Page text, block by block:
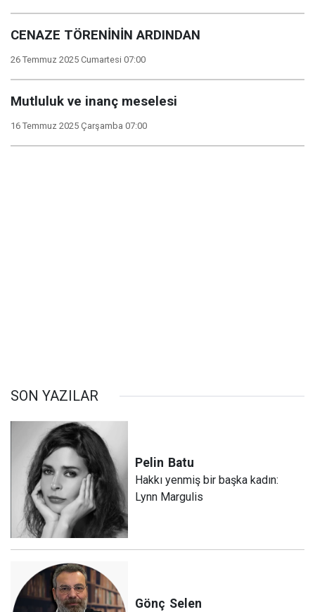
CENAZE TÖRENİNİN ARDINDAN
26 Temmuz 2025 Cumartesi 07:00
Mutluluk ve inanç meselesi
16 Temmuz 2025 Çarşamba 07:00
SON YAZILAR
Pelin Batu
Hakkı yenmiş bir başka kadın:
Lynn Margulis
Gönç Selen